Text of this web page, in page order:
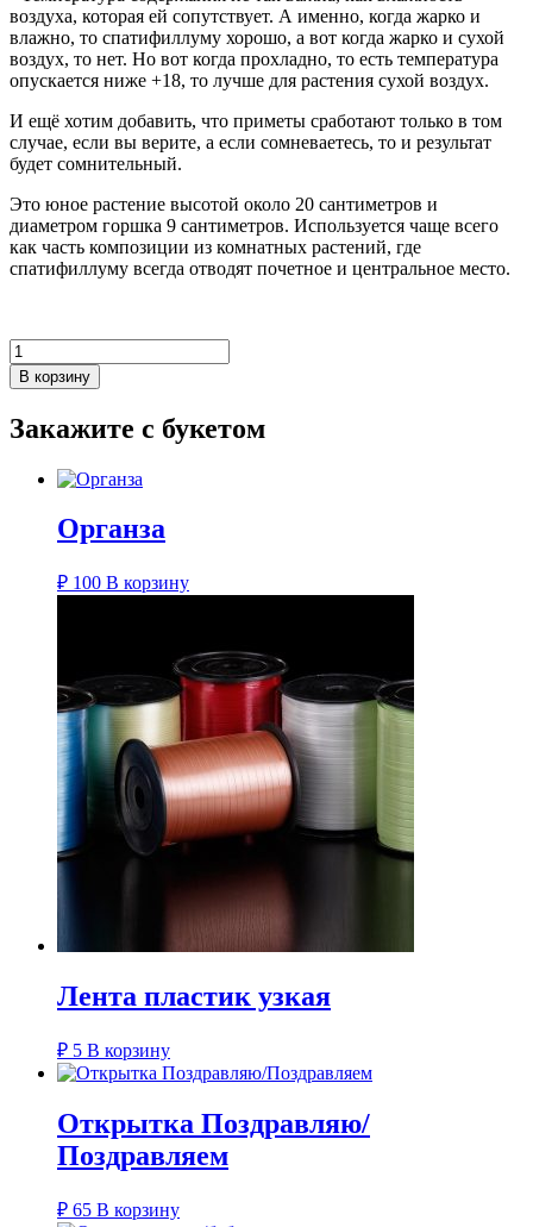
воздуха, которая ей сопутствует. А именно, когда жарко и
влажно, то спатифиллуму хорошо, а вот когда жарко и сухой
воздух, то нет. Но вот когда прохладно, то есть температура
опускается ниже +18, то лучше для растения сухой воздух.
И ещё хотим добавить, что приметы сработают только в том
случае, если вы верите, а если сомневаетесь, то и результат
будет сомнительный.
Это юное растение высотой около 20 сантиметров и
диаметром горшка 9 сантиметров. Используется чаще всего
как часть композиции из комнатных растений, где
спатифиллуму всегда отводят почетное и центральное место.
Количество
товара
Спатифиллум
В корзину
Закажите с букетом
Органза
₽ 100 В корзину
Лента пластик узкая
₽ 5 В корзину
Открытка Поздравляю/
Поздравляем
₽ 65 В корзину